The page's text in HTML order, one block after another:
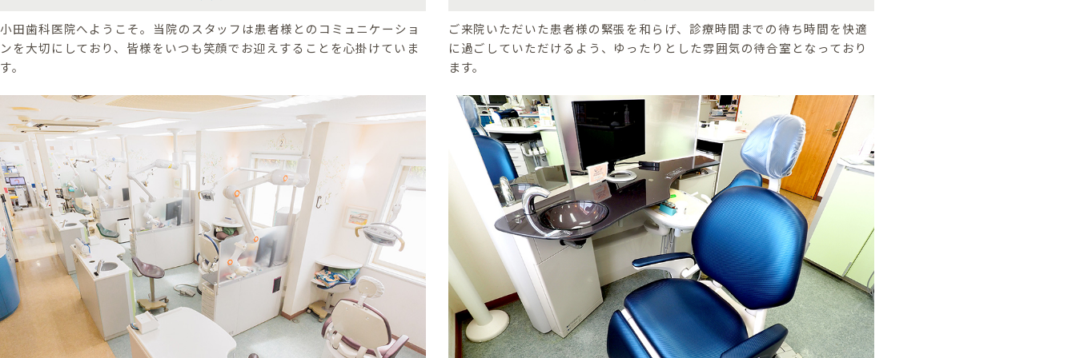
小田歯科医院へようこそ。当院のスタッフは患者様とのコミュニケーショ
ンを大切にしており、皆様をいつも笑顔でお迎えすることを心掛けていま
す。
ご来院いただいた患者様の緊張を和らげ、診療時間までの待ち時間を快適
に過ごしていただけるよう、ゆったりとした雰囲気の待合室となっており
ます。